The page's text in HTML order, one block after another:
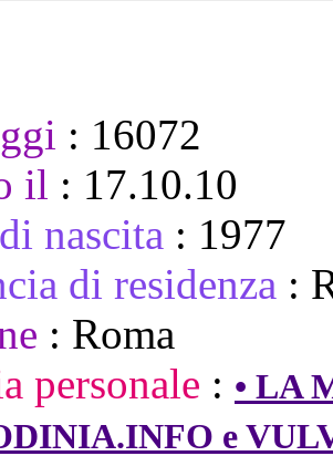
: 16072
il : 17.10.10
nascita : 1977
di residenza :
: Roma
personale : • LA
e